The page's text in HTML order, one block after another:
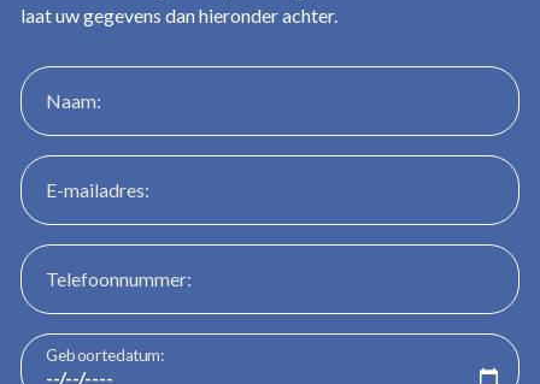
laat uw gegevens dan hieronder achter.
Naam:
E-mailadres:
Telefoonnummer:
Geboortedatum: